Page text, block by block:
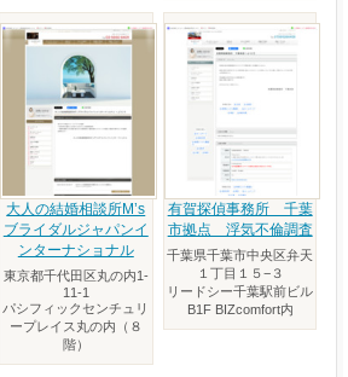
大人の結婚相談所M’s
ブライダルジャパンイ
ンターナショナル
東京都千代田区丸の内1-
11-1
パシフィックセンチュリ
ープレイス丸の内（８
階）
有賀探偵事務所 千葉
市拠点 浮気不倫調査
千葉県千葉市中央区弁天
１丁目１５−３
リードシー千葉駅前ビル
B1F BIZcomfort内